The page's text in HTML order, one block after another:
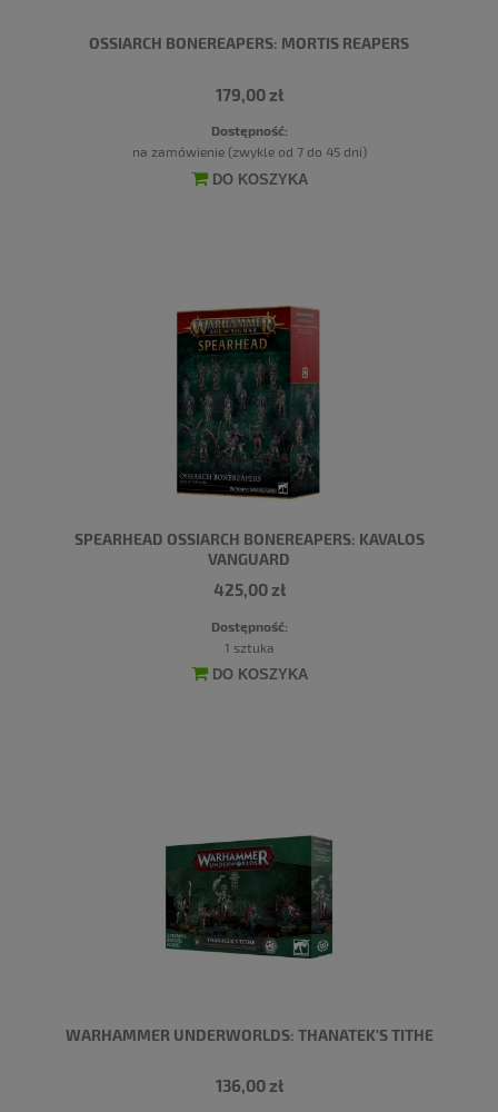
OSSIARCH BONEREAPERS: MORTIS REAPERS
179,00 zł
Dostępność:
na zamówienie (zwykle od 7 do 45 dni)
DO KOSZYKA
SPEARHEAD OSSIARCH BONEREAPERS: KAVALOS
VANGUARD
425,00 zł
Dostępność:
1 sztuka
DO KOSZYKA
WARHAMMER UNDERWORLDS: THANATEK'S TITHE
136,00 zł